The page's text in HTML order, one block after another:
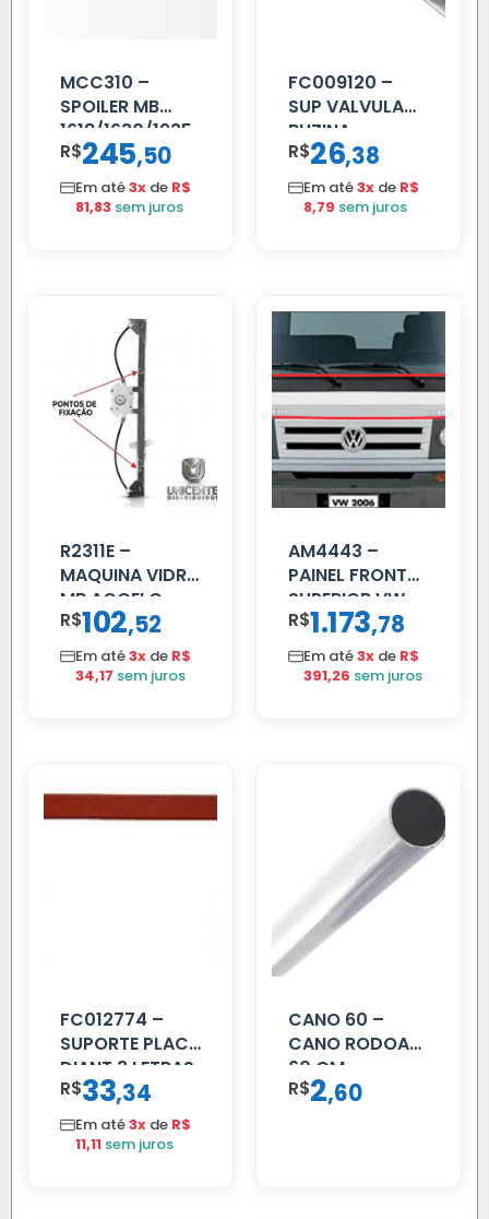
MCC310 –
SPOILER MB
1618/1630/1935
02 FAR
R$245,50
Em até3x de R$
81,83 sem juros
FC009120 –
SUP VALVULA
BUZINA
C/ALAVANCA
R$26,38
Em até3x de R$
8,79 sem juros
R2311E –
MAQUINA VIDRO
MB ACCELO
2002 ATE 2011
S/MOTOR LE
R$102,52
Em até3x de R$
34,17 sem juros
AM4443 –
PAINEL FRONTAL
SUPERIOR VW
DELIVERY
R$1.173,78
Em até3x de R$
391,26 sem juros
FC012774 –
SUPORTE PLACA
DIANT 3 LETRAS
REFORCADO
R$33,34
Em até3x de R$
11,11 sem juros
CANO 60 –
CANO RODOAR
60 CM
R$2,60